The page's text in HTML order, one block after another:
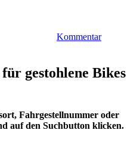
Kommentar
gestohlene Bikes
Fahrgestellnummer oder
auf den Suchbutton klicken.